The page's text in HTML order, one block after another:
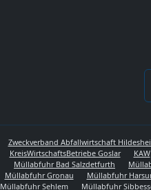
Zweckverband Abfallwirtschaft
KreisWirtschaftsBetriebe Goslar
KAW
Müllabfuhr Bad Salzdetfurth
Müllabfuhr Gronau
Müllabfuhr
Müllabfuhr Sehlem
Müllabfuhr